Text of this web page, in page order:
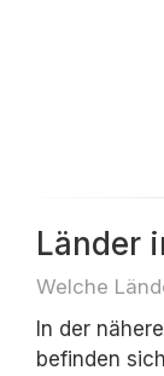
Länder
In der
befinden